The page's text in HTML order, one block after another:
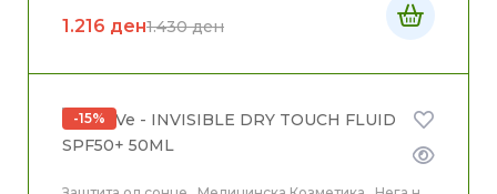
1.430ден
1.216 ден
-15%